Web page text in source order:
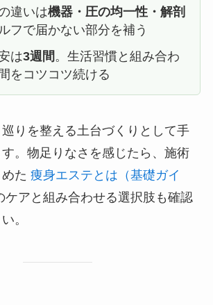
違いは機器・圧の均一性・解剖
フで届かない部分を補う
は3週間 。生活習慣と組み合わ
をコツコツ続ける
りを整える土台づくりとして手
。物足りなさを感じたら、施術
た 痩身エステとは（基礎ガイ
ケアと組み合わせる選択肢も確認
。